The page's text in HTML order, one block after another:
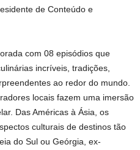
de Conteúdo e
com 08 episódios que
incríveis, tradições,
ao redor do mundo.
locais fazem uma imersão
Das Américas à Ásia, os
culturais de destinos tão
do Sul ou Geórgia, ex-